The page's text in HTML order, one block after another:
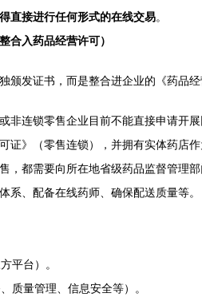
直接进行任何形式的在线交易。
合入药品经营许可）
颁发证书，而是整合进企业的《药品
非连锁零售企业目前不能直接申请开展
证》（零售连锁），并拥有实体药店作
，都需要向所在地省级药品监督管理
系、配备在线药师、确保配送质量等。
平台）。
质量管理、信息安全等）。